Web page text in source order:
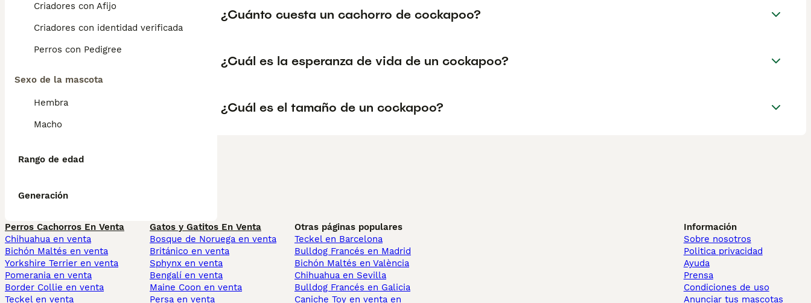
Criadores con Afijo
Criadores con identidad verificada
Perros con Pedigree
Sexo de la mascota
Hembra
Macho
Rango de edad
Generación
¿Cuánto cuesta un cachorro de cockapoo?
¿Cuál es la esperanza de vida de un cockapoo?
¿Cuál es el tamaño de un cockapoo?
Perros Cachorros En Venta
Chihuahua en venta
Bichón Maltés en venta
Yorkshire Terrier en venta
Pomerania en venta
Border Collie en venta
Teckel en venta
Gatos y Gatitos En Venta
Bosque de Noruega en venta
Británico en venta
Sphynx en venta
Bengalí en venta
Maine Coon en venta
Persa en venta
Otras páginas populares
Teckel en Barcelona
Bulldog Francés en Madrid
Bichón Maltés en València
Chihuahua en Sevilla
Bulldog Francés en Galicia
Caniche Toy en venta en
Información
Sobre nosotros
Politica privacidad
Ayuda
Prensa
Condiciones de uso
Anunciar tus mascotas